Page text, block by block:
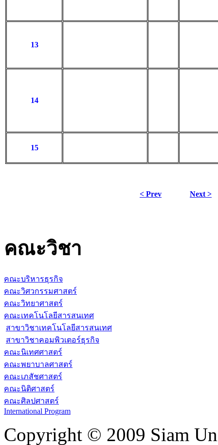
13
14
15
< Prev Next >
คณะวิชา
คณะบริหารธุรกิจ
คณะวิศวกรรมศาสตร์
คณะวิทยาศาสตร์
คณะเทคโนโลยีสารสนเทศ
สาขาวิชาเทคโนโลยีสารสนเทศ
สาขาวิชาคอมพิวเตอร์ธุรกิจ
คณะนิเทศศาสตร์
คณะพยาบาลศาสตร์
คณะเภสัชศาสตร์
คณะนิติศาสตร์
คณะศิลปศาสตร์
International Program
Copyright © 2009 Siam